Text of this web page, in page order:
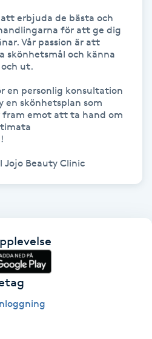
erbjuda de bästa och
för att ge dig
Vår passion är att
skönhetsmål och känna
ut.
en personlig konsultation
en skönhetsplan som
fram emot att ta hand om
Beauty Clinic